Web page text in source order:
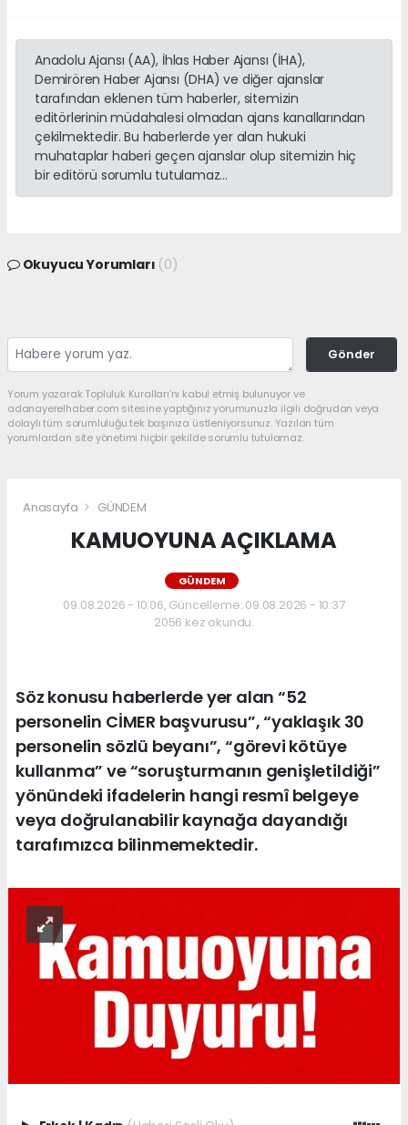
Anadolu Ajansı (AA), İhlas Haber Ajansı (İHA),
Demirören Haber Ajansı (DHA) ve diğer ajanslar
tarafından eklenen tüm haberler, sitemizin
editörlerinin müdahalesi olmadan ajans kanallarından
çekilmektedir. Bu haberlerde yer alan hukuki
muhataplar haberi geçen ajanslar olup sitemizin hiç
bir editörü sorumlu tutulamaz...
Okuyucu Yorumları (0)
Gönder
Yorum yazarak Topluluk Kuralları’nı kabul etmiş bulunuyor ve
adanayerelhaber.com sitesine yaptığınız yorumunuzla ilgili doğrudan veya
dolaylı tüm sorumluluğu tek başınıza üstleniyorsunuz. Yazılan tüm
yorumlardan site yönetimi hiçbir şekilde sorumlu tutulamaz.
Anasayfa GÜNDEM
KAMUOYUNA AÇIKLAMA
GÜNDEM
09.08.2026 - 10:06, Güncelleme: 09.08.2026 - 10:37
2056 kez okundu.
Söz konusu haberlerde yer alan “52
personelin CİMER başvurusu”, “yaklaşık 30
personelin sözlü beyanı”, “görevi kötüye
kullanma” ve “soruşturmanın genişletildiği”
yönündeki ifadelerin hangi resmî belgeye
veya doğrulanabilir kaynağa dayandığı
tarafımızca bilinmemektedir.